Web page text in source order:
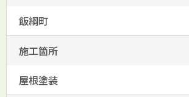
飯綱町
施工箇所
屋根塗装